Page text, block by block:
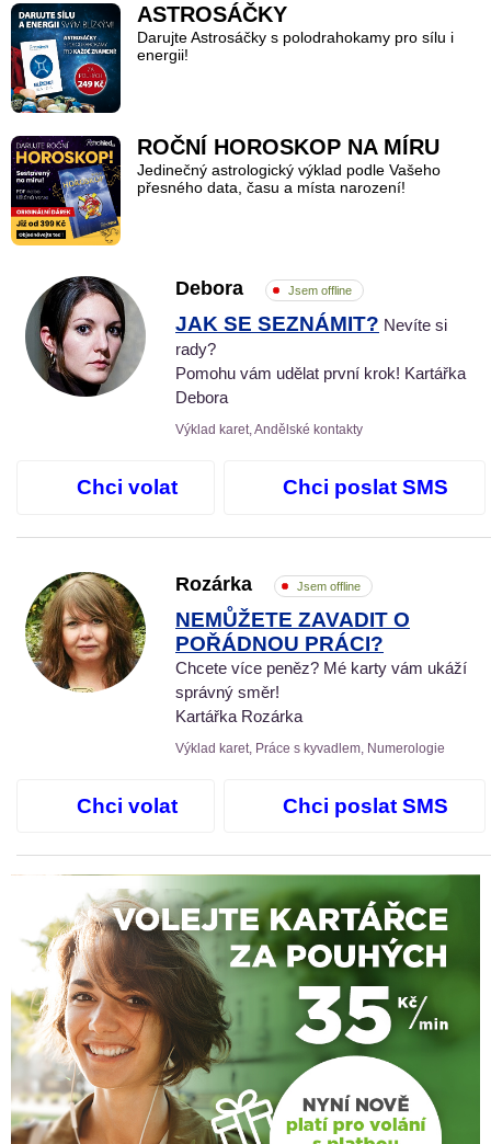
ASTROSÁČKY
Darujte Astrosáčky s polodrahokamy pro sílu i
energii!
ROČNÍ HOROSKOP NA MÍRU
Jedinečný astrologický výklad podle Vašeho
přesného data, času a místa narození!
Debora Jsem offline
JAK SE SEZNÁMIT? Nevíte si
rady?
Pomohu vám udělat první krok! Kartářka
Debora
Výklad karet, Andělské kontakty
Chci volat Chci poslat SMS
Rozárka Jsem offline
NEMŮŽETE ZAVADIT O
POŘÁDNOU PRÁCI?
Chcete více peněz? Mé karty vám ukáží
správný směr!
Kartářka Rozárka
Výklad karet, Práce s kyvadlem, Numerologie
Chci volat Chci poslat SMS